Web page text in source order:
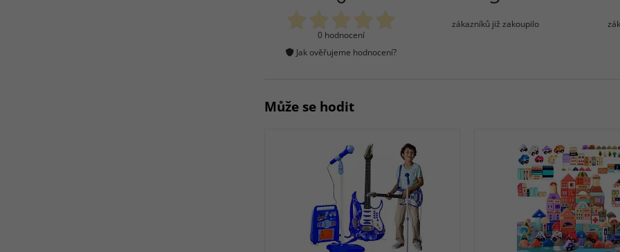
0 hodnocení
Jak ověřujeme hodnocení?
zákazníků již zakoupilo
Může se hodit